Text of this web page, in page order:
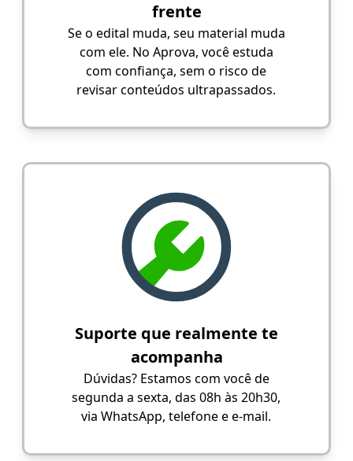
frente
Se o edital muda, seu material muda
com ele. No Aprova, você estuda
com confiança, sem o risco de
revisar conteúdos ultrapassados.
Suporte que realmente te
acompanha
Dúvidas? Estamos com você de
segunda a sexta, das 08h às 20h30,
via WhatsApp, telefone e e-mail.